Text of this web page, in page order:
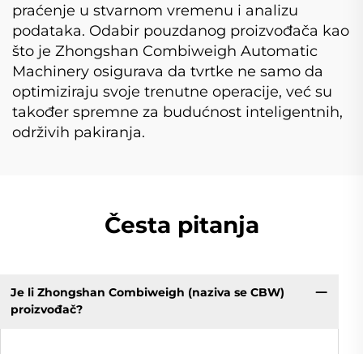
praćenje u stvarnom vremenu i analizu
podataka. Odabir pouzdanog proizvođača kao
što je Zhongshan Combiweigh Automatic
Machinery osigurava da tvrtke ne samo da
optimiziraju svoje trenutne operacije, već su
također spremne za budućnost inteligentnih,
održivih pakiranja.
Česta pitanja
Je li Zhongshan Combiweigh (naziva se CBW)
proizvođač?